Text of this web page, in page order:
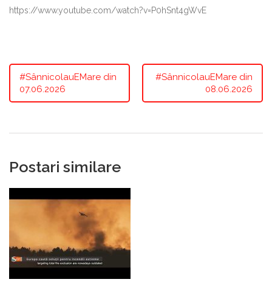
https://www.youtube.com/watch?v=P0hSnt4gWvE
#SânnicolauEMare din
07.06.2026
#SânnicolauEMare din
08.06.2026
Postari similare